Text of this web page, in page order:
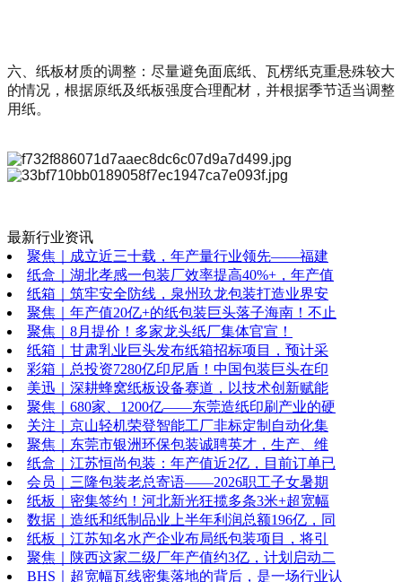
六、纸板材质的调整：尽量避免面底纸、 瓦楞纸克重悬殊较大
的情况，根据原纸及纸板强度合理配材，并根据季节适当调整
用纸。
最新行业资讯
聚焦｜成立近三十载，年产量行业领先——福建
纸盒｜湖北孝感一包装厂效率提高40%+，年产值
纸箱｜筑牢安全防线，泉州玖龙包装打造业界安
聚焦｜年产值20亿+的纸包装巨头落子海南！不止
聚焦｜8月提价！多家龙头纸厂集体官宣！
纸箱｜甘肃乳业巨头发布纸箱招标项目，预计采
彩箱｜总投资7280亿印尼盾！中国包装巨头在印
美迅｜深耕蜂窝纸板设备赛道，以技术创新赋能
聚焦｜680家、1200亿——东莞造纸印刷产业的硬
关注｜京山轻机荣登智能工厂非标定制自动化集
聚焦｜东莞市银洲环保包装诚聘英才，生产、维
纸盒｜江苏恒尚包装：年产值近2亿，目前订单已
会员｜三隆包装老总寄语——2026职工子女暑期
纸板｜密集签约！河北新光狂揽多条3米+超宽幅
数据｜造纸和纸制品业上半年利润总额196亿，同
纸板｜江苏知名水产企业布局纸包装项目，将引
聚焦｜陕西这家二级厂年产值约3亿，计划启动二
BHS｜超宽幅瓦线密集落地的背后，是一场行业认